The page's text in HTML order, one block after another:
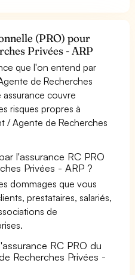
(PRO) pour
Privées - ARP
que l'on entend par
de Recherches
couvre
risques propres à
/ Agente de Recherches
l'assurance RC PRO
Privées - ARP ?
dommages que vous
prestataires, salariés,
de
RC PRO du
Recherches Privées -